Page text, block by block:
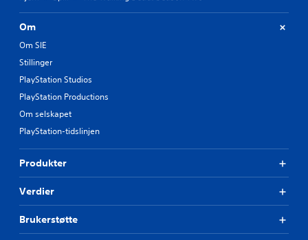
Om
Om SIE
Stillinger
PlayStation Studios
PlayStation Productions
Om selskapet
PlayStation-tidslinjen
Produkter
Verdier
Brukerstøtte